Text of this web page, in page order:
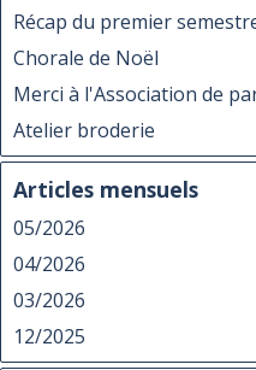
Récap du premier
Chorale de Noël
Merci à l'Association de
Atelier broderie
Articles mensuels
05/2026
04/2026
03/2026
12/2025